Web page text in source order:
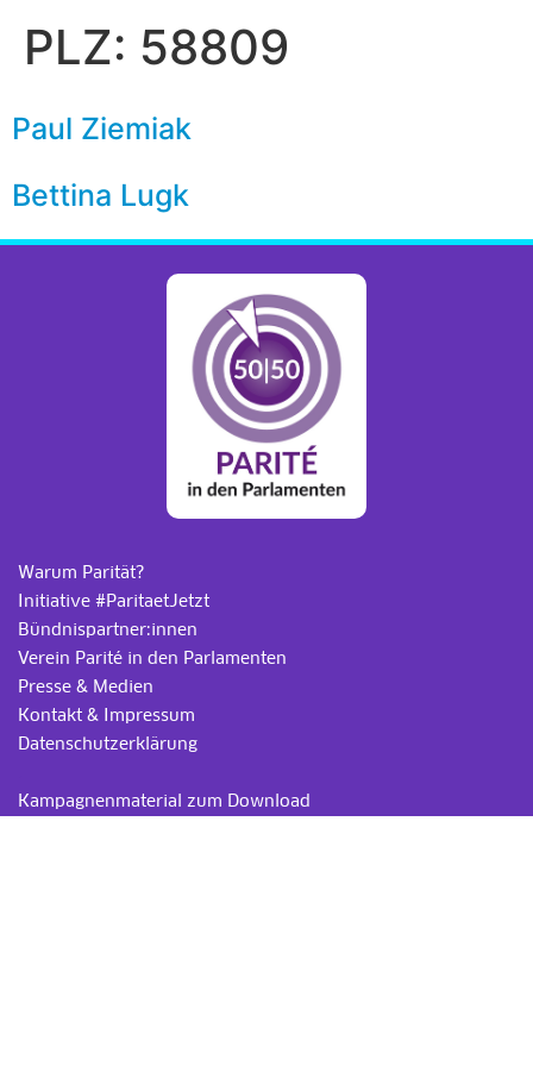
PLZ: 58809
Paul Ziemiak
Bettina Lugk
Warum Parität?
Initiative #ParitaetJetzt
Bündnispartner:innen
Verein Parité in den Parlamenten
Presse & Medien
Kontakt & Impressum
Datenschutzerklärung
Kampagnenmaterial zum Download